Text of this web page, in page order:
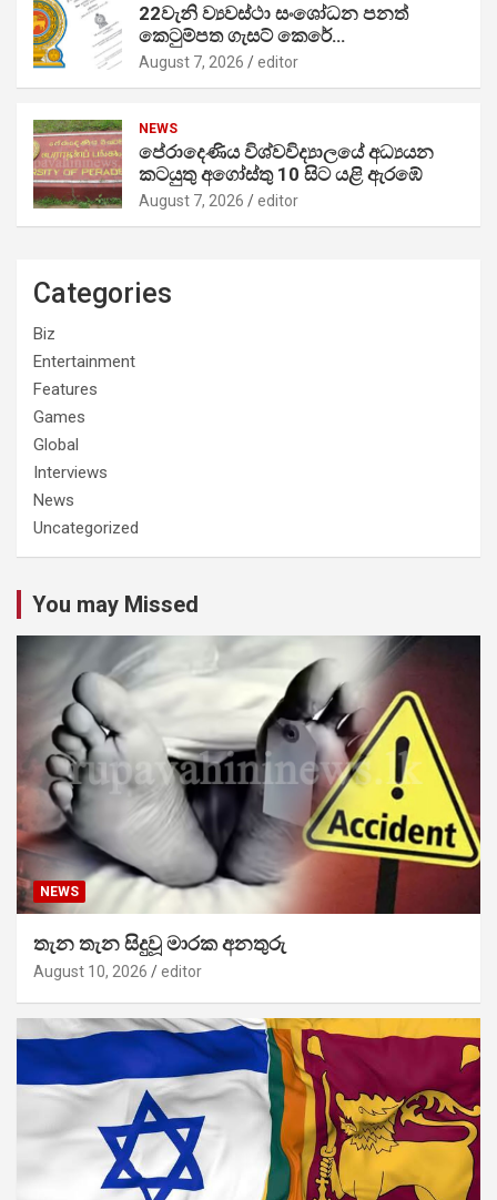
22වැනි ව්‍යවස්ථා සංශෝධන පනත්
කෙටුම්පත ගැසට් කෙරේ…
August 7, 2026 editor
NEWS
පේරාදෙණිය විශ්වවිද්‍යාලයේ අධ්‍යයන
කටයුතු අගෝස්තු 10 සිට යළි ඇරඹේ
August 7, 2026 editor
Categories
Biz
Entertainment
Features
Games
Global
Interviews
News
Uncategorized
You may Missed
NEWS
තැන තැන සිදුවූ මාරක අනතුරු
August 10, 2026 editor